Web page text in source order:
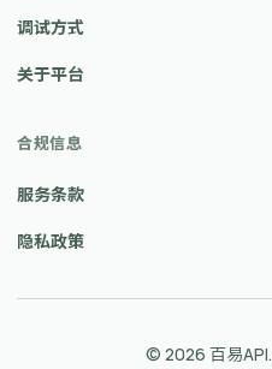
调试方式
关于平台
合规信息
服务条款
隐私政策
© 2026 百易API.